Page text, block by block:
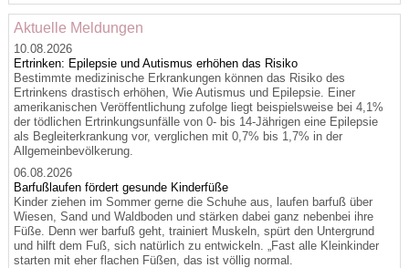
Aktuelle Meldungen
10.08.2026
Ertrinken: Epilepsie und Autismus erhöhen das Risiko
Bestimmte medizinische Erkrankungen können das Risiko des
Ertrinkens drastisch erhöhen, Wie Autismus und Epilepsie. Einer
amerikanischen Veröffentlichung zufolge liegt beispielsweise bei 4,1%
der tödlichen Ertrinkungsunfälle von 0- bis 14-Jährigen eine Epilepsie
als Begleiterkrankung vor, verglichen mit 0,7% bis 1,7% in der
Allgemeinbevölkerung.
06.08.2026
Barfußlaufen fördert gesunde Kinderfüße
Kinder ziehen im Sommer gerne die Schuhe aus, laufen barfuß über
Wiesen, Sand und Waldboden und stärken dabei ganz nebenbei ihre
Füße. Denn wer barfuß geht, trainiert Muskeln, spürt den Untergrund
und hilft dem Fuß, sich natürlich zu entwickeln. „Fast alle Kleinkinder
starten mit eher flachen Füßen, das ist völlig normal.